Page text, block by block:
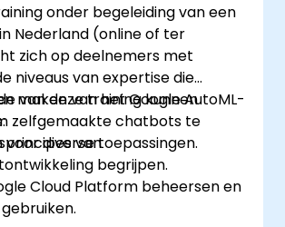
Spark MLlib en Jupyter
praktische AI-ontwikkeling. De
professionals bij het
van bruikbare machine
het evalueren van de
van algoritmen en het voltooien
projecten die
problemen oplossen.
onder begeleiding van een
Nederland (online of ter
zich op deelnemers met
niveaus van expertise die
maken van het Google AutoML-
zelfgemaakte chatbots te
diverse toepassingen.
van deze training kunnen
van
begrijpen.
Cloud Platform beheersen en